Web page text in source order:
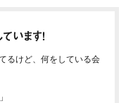
います！
るけど、何をしている会